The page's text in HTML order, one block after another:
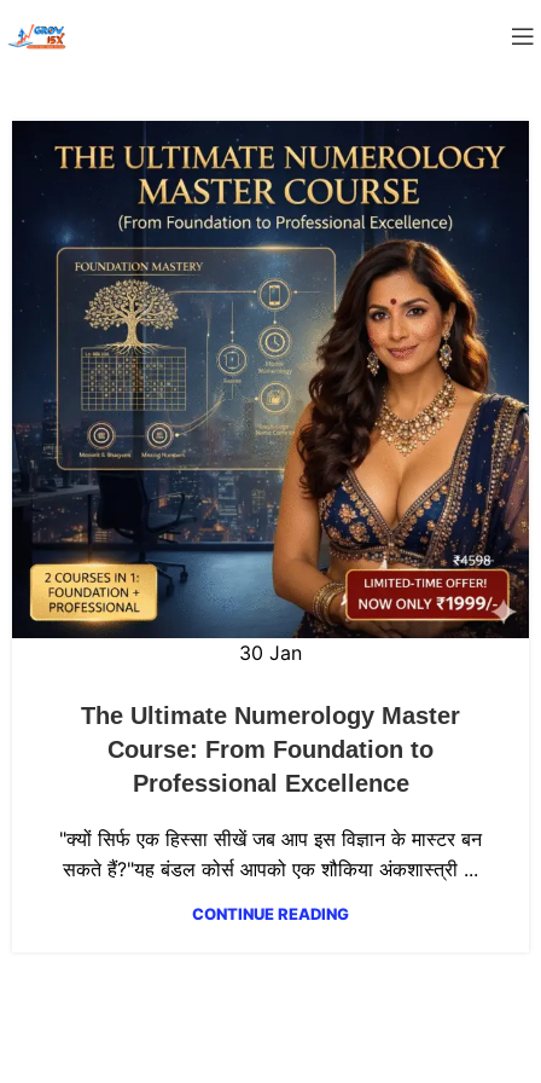
30 Jan
The Ultimate Numerology Master
Course: From Foundation to
Professional Excellence
"क्यों सिर्फ एक हिस्सा सीखें जब आप इस विज्ञान के मास्टर बन
सकते हैं?"यह बंडल कोर्स आपको एक शौकिया अंकशास्त्री ...
CONTINUE READING